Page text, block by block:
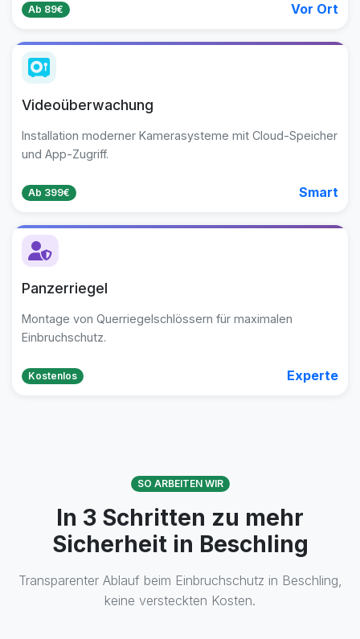
Ab 89€ Vor Ort
Videoüberwachung
Installation moderner Kamerasysteme mit Cloud-Speicher
und App-Zugriff.
Ab 399€ Smart
Panzerriegel
Montage von Querriegelschlössern für maximalen
Einbruchschutz.
Kostenlos Experte
SO ARBEITEN WIR
In 3 Schritten zu mehr
Sicherheit in Beschling
Transparenter Ablauf beim Einbruchschutz in Beschling,
keine versteckten Kosten.